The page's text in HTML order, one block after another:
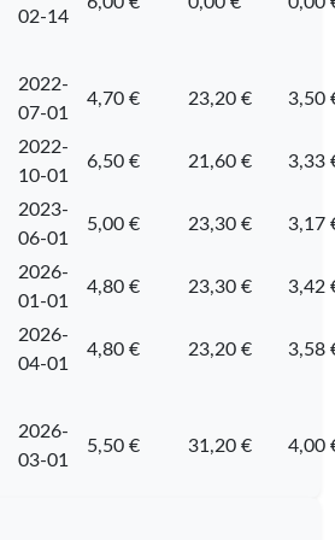
02-14
2022-
07-01
4,70 € 23,20 € 3,50
2022-
10-01
6,50 € 21,60 € 3,33
2023-
06-01
5,00 € 23,30 € 3,17
2026-
01-01
4,80 € 23,30 € 3,42
2026-
04-01
4,80 € 23,20 € 3,58
2026-
03-01
5,50 € 31,20 € 4,00